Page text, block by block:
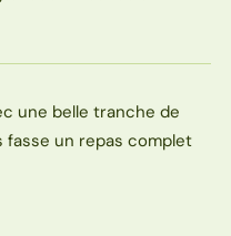
une belle tranche de
fasse un repas complet